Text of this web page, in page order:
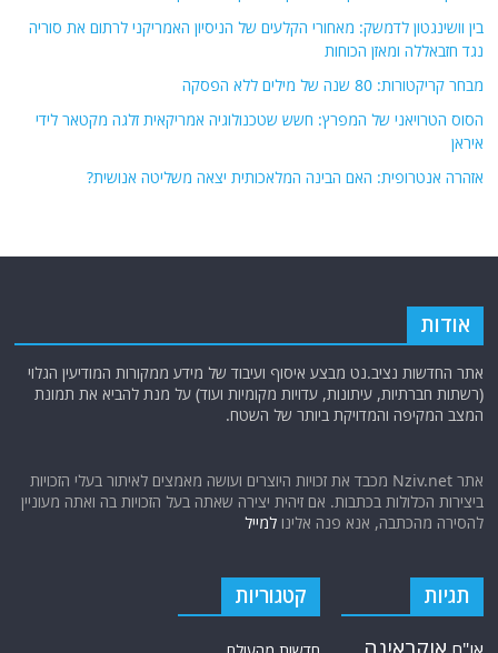
אתר החדשות נציב.נט מבצע איסוף ועיבוד של מידע ממקורות המודיעין הגלוי
(רשתות חברתיות, עיתונות, עדויות מקומיות ועוד) על מנת להביא את תמונת
אתר Nziv.net מכבד את זכויות היוצרים ועושה מאמצים לאיתור בעלי הזכויות
להסירה מהכתבה, אנא פנה אלינו
תגיות
אוקראינה
איראן אירופה
אפריקה ארה"ב
המזרח התיכון
הפרסי הרשות
הפלסטיניתחות'ים
קטגוריות
כתבות היסטוריה
כתבות קצרות
כתבות ראשיות
סקירות תשתית